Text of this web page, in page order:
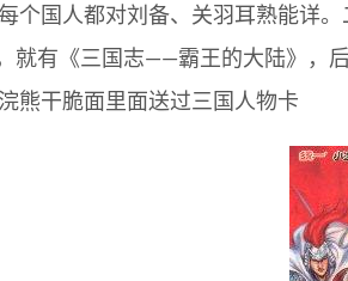
个国人都对刘备、关羽耳熟能详
就有《三国志——霸王的大陆》，
熊干脆面里面送过三国人物卡